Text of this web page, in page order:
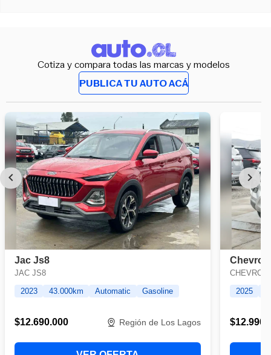
Cotiza y compara todas las marcas y modelos
PUBLICA TU AUTO ACÁ